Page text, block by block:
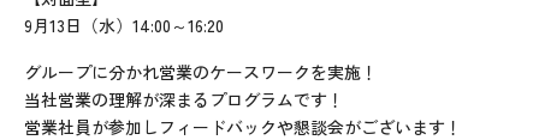
9月13日（水）14:00～16:20
グループに分かれ営業のケースワークを実施！
当社営業の理解が深まるプログラムです！
営業社員が参加しフィードバックや懇談会がございます！